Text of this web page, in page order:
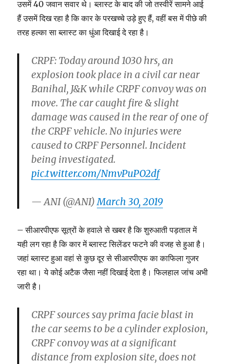
उसमें 40 जवान सवार थे। ब्लास्ट के बाद की जो तस्वीरें सामने आई
हैं उसमें दिख रहा है कि कार के परखच्चे उड़े हुए हैं, वहीं बस में पीछे की
तरह हल्का सा ब्लास्ट का धुंआ दिखाई दे रहा है।
CRPF: Today around 1030 hrs, an
explosion took place in a civil car near
Banihal, J&K while CRPF convoy was on
move. The car caught fire & slight
damage was caused in the rear of one of
the CRPF vehicle. No injuries were
caused to CRPF Personnel. Incident
being investigated.
pic.twitter.com/NmvPuPO2df
— ANI (@ANI)March 30, 2019
– सीआरपीएफ सूत्रों के हवाले से खबर है कि शुरुआती पड़ताल में
यही लग रहा है कि कार में ब्लास्ट सिलेंडर फटने की वजह से हुआ है।
जहां ब्लास्ट हुआ वहां से कुछ दूर से सीआरपीएफ का काफिला गुजर
रहा था। ये कोई अटैक जैसा नहीं दिखाई देता है। फिलहाल जांच अभी
जारी है।
CRPF sources say prima facie blast in
the car seems to be a cylinder explosion,
CRPF convoy was at a significant
distance from explosion site, does not